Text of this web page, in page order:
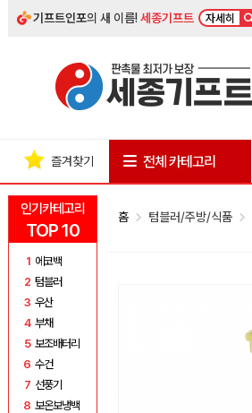
기프트인포의 새 이름!세종기프트 자세히
인기카테고리
TOP 10
1 에코백
2 텀블러
3 우산
4 부채
5 보조배터리
6 수건
7 선풍기
8 보온보냉백
즐겨찾기 전체 카테고리
홈 텀블러/주방/식품